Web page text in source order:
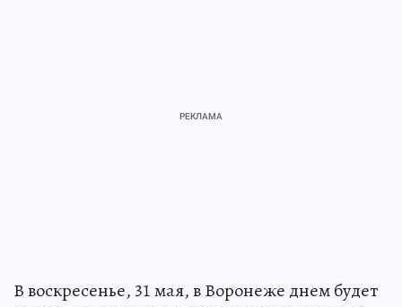
В воскресенье, 31 мая, в Воронеже днем будет